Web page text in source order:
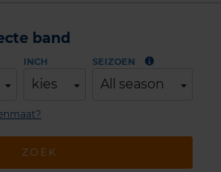
band
INCH
kies
SEIZOEN
All season
ZOEK